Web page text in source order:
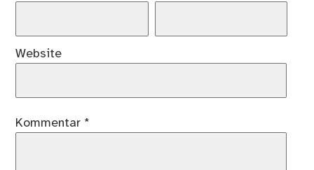
Website
Kommentar *